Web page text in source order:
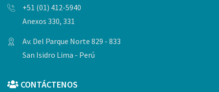
+51 (01) 412-5940
Anexos 330, 331
Av. Del Parque Norte 829 - 833
San Isidro Lima - Perú
CONTÁCTENOS